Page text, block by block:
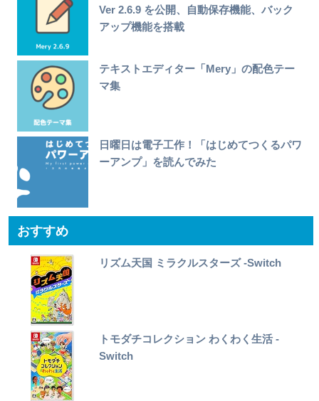
Ver 2.6.9 を公開、自動保存機能、バック
アップ機能を搭載
テキストエディター「Mery」の配色テー
マ集
日曜日は電子工作！「はじめてつくるパワ
ーアンプ」を読んでみた
おすすめ
リズム天国 ミラクルスターズ -Switch
トモダチコレクション わくわく生活 -
Switch